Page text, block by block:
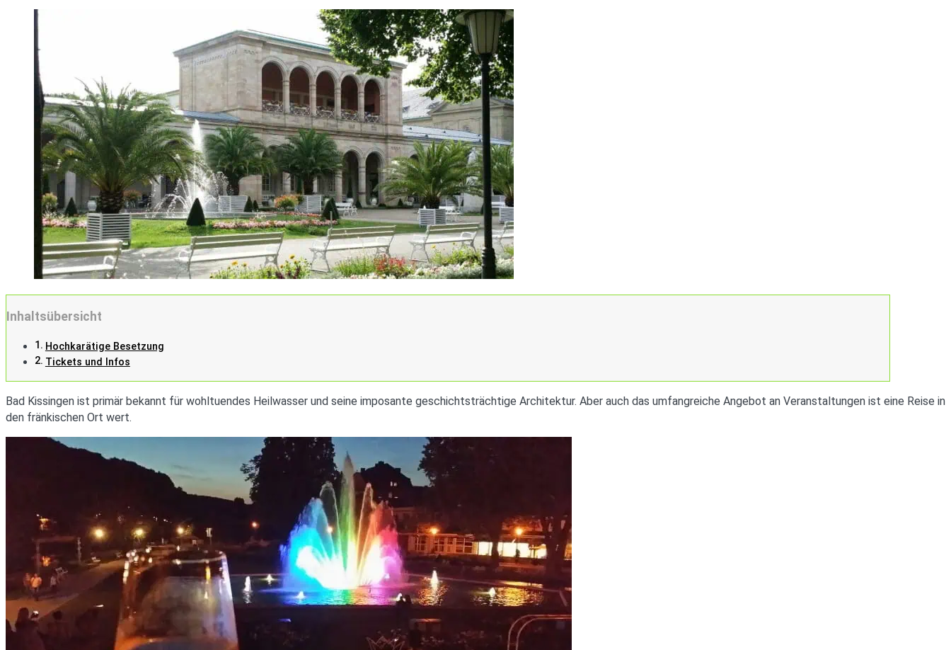
Inhaltsübersicht
Hochkarätige Besetzung
Tickets und Infos
Bad Kissingen ist primär bekannt für wohltuendes Heilwasser und seine imposante geschichtsträchtige Architektur. Aber auch das umfangreiche Angebot an Veranstaltungen ist eine Reise in
den fränkischen Ort wert.